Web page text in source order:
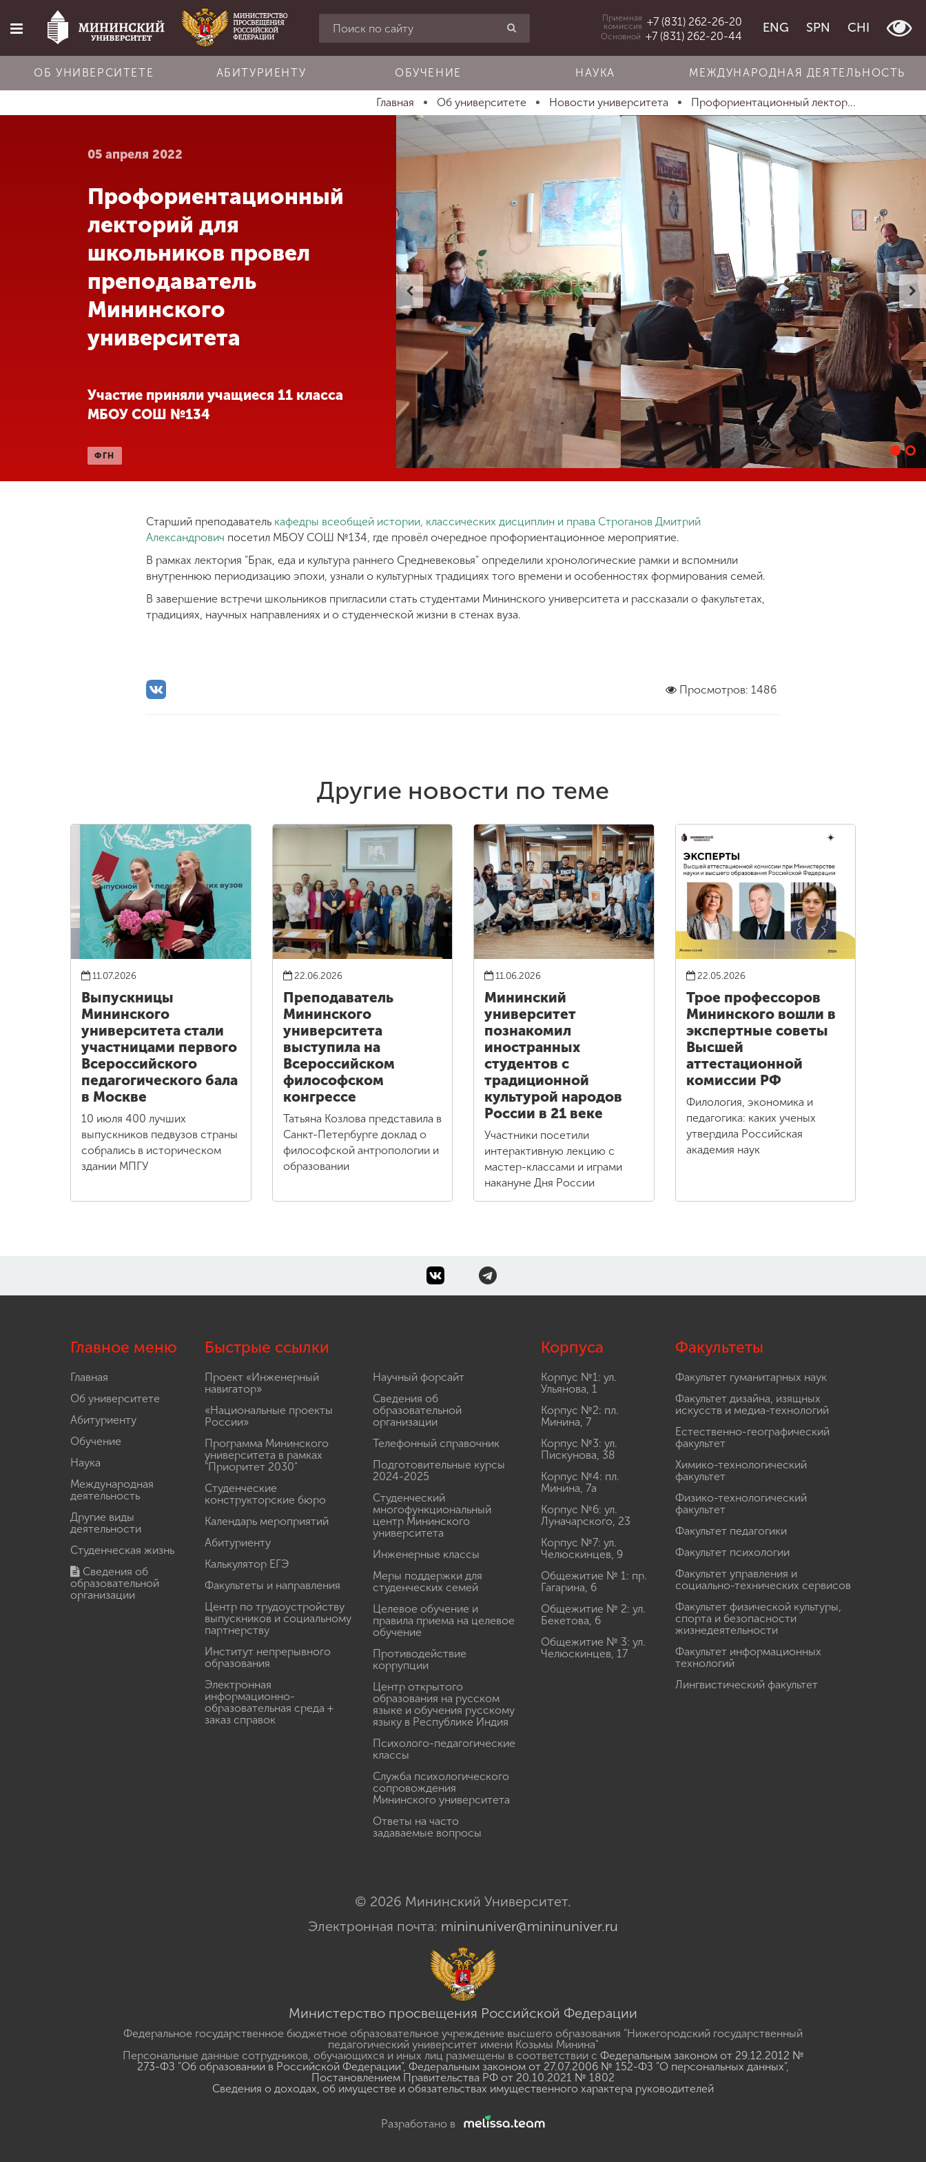
Главная
Об университете
Абитуриенту
Обучение
Международная
деятельность
Другие виды
деятельности
Студенческая
Приемная
комиссия +7 (831) 262-26-20
Основной +7 (831) 262-20-44
ENG SPN CHI
ОБ УНИВЕРСИТЕТЕ АБИТУРИЕНТУ ОБУЧЕНИЕ НАУКА МЕЖДУНАРОДНАЯ ДЕЯТЕЛЬНОСТЬ
Главная Об университете Новости университета Профориентационный лектор...
05 апреля 2022
Профориентационный
лекторий для
школьников провел
преподаватель
Мининского
университета
Участие приняли учащиеся 11 класса
МБОУ СОШ №134
ФГН
Старший преподаватель кафедры всеобщей истории, классических дисциплин и права Строганов Дмитрий
Александрович посетил МБОУ СОШ №134, где провёл очередное профориентационное мероприятие.
В рамках лектория "Брак, еда и культура раннего Средневековья" определили хронологические рамки и вспомнили
внутреннюю периодизацию эпохи, узнали о культурных традициях того времени и особенностях формирования семей.
В завершение встречи школьников пригласили стать студентами Мининского университета и рассказали о факультетах,
традициях, научных направлениях и о студенческой жизни в стенах вуза.
Просмотров: 1486
Другие новости по теме
11.07.2026
Выпускницы
Мининского
университета стали
участницами первого
Всероссийского
педагогического бала
в Москве
10 июля 400 лучших
выпускников педвузов страны
собрались в историческом
здании МПГУ
22.06.2026
Преподаватель
Мининского
университета
выступила на
Всероссийском
философском
конгрессе
Татьяна Козлова представила в
Санкт-Петербурге доклад о
философской антропологии и
образовании
11.06.2026
Мининский
университет
познакомил
иностранных
студентов с
традиционной
культурой народов
России в 21 веке
Участники посетили
интерактивную лекцию с
мастер-классами и играми
накануне Дня России
22.05.2026
Трое профессоров
Мининского вошли в
экспертные советы
Высшей
аттестационной
комиссии РФ
Филология, экономика и
педагогика: каких ученых
утвердила Российская
академия наук
Главное меню
Главная
Об университете
Абитуриенту
Обучение
Наука
Международная
деятельность
Другие виды
деятельности
Студенческая жизнь
Сведения об
образовательной
организации
Быстрые ссылки
Проект «Инженерный
навигатор»
«Национальные проекты
России»
Программа Мининского
университета в рамках
"Приоритет 2030"
Студенческие
конструкторские бюро
Календарь мероприятий
Абитуриенту
Калькулятор ЕГЭ
Факультеты и направления
Центр по трудоустройству
выпускников и социальному
партнерству
Институт непрерывного
образования
Электронная
информационно-
образовательная среда +
заказ справок
Научный форсайт
Сведения об
образовательной
организации
Телефонный справочник
Подготовительные курсы
2024-2025
Студенческий
многофункциональный
центр Мининского
университета
Инженерные классы
Меры поддержки для
студенческих семей
Целевое обучение и
правила приема на целевое
обучение
Противодействие
коррупции
Центр открытого
образования на русском
языке и обучения русскому
языку в Республике Индия
Психолого-педагогические
классы
Служба психологического
сопровождения
Мининского университета
Ответы на часто
задаваемые вопросы
Корпуса
Корпус №1: ул.
Ульянова, 1
Корпус №2: пл.
Минина, 7
Корпус №3: ул.
Пискунова, 38
Корпус №4: пл.
Минина, 7а
Корпус №6: ул.
Луначарского, 23
Корпус №7: ул.
Челюскинцев, 9
Общежитие № 1: пр.
Гагарина, 6
Общежитие № 2: ул.
Бекетова, 6
Общежитие № 3: ул.
Челюскинцев, 17
Факультеты
Факультет гуманитарных наук
Факультет дизайна, изящных
искусств и медиа-технологий
Естественно-географический
факультет
Химико-технологический
факультет
Физико-технологический
факультет
Факультет педагогики
Факультет психологии
Факультет управления и
социально-технических сервисов
Факультет физической культуры,
спорта и безопасности
жизнедеятельности
Факультет информационных
технологий
Лингвистический факультет
© 2026 Мининский Университет.
Электронная почта: mininuniver@mininuniver.ru
Министерство просвещения Российской Федерации
Федеральное государственное бюджетное образовательное учреждение высшего образования "Нижегородский государственный
педагогический университет имени Козьмы Минина"
Персональные данные сотрудников, обучающихся и иных лиц размещены в соответствии с Федеральным законом от 29.12.2012 №
273-ФЗ "Об образовании в Российской Федерации", Федеральным законом от 27.07.2006 № 152-ФЗ "О персональных данных",
Постановлением Правительства РФ от 20.10.2021 № 1802
Сведения о доходах, об имуществе и обязательствах имущественного характера руководителей
Разработано в